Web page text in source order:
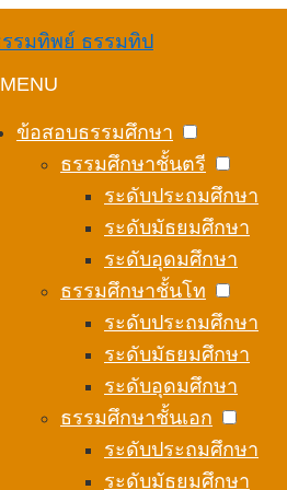
MENU
ข้อสอบธรรมศึกษา
ธรรมศึกษาชั้นตรี
ระดับประถมศึกษา
ระดับมัธยมศึกษา
ระดับอุดมศึกษา
ธรรมศึกษาชั้นโท
ระดับประถมศึกษา
ระดับมัธยมศึกษา
ระดับอุดมศึกษา
ธรรมศึกษาชั้นเอก
ระดับประถมศึกษา
ระดับมัธยมศึกษา